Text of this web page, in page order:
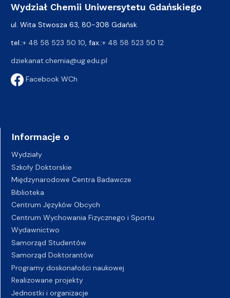
Wydział Chemii Uniwersytetu Gdańskiego
ul. Wita Stwosza 63, 80-308 Gdańsk
tel.:+ 48 58 523 50 10, fax.:+ 48 58 523 50 12
dziekanat.chemia@ug.edu.pl
Facebook WCh
Informacje o
Wydziały
Szkoły Doktorskie
Międzynarodowe Centra Badawcze
Biblioteka
Centrum Języków Obcych
Centrum Wychowania Fizycznego i Sportu
Wydawnictwo
Samorząd Studentów
Samorząd Doktorantów
Programy doskonałości naukowej
Realizowane projekty
Jednostki i organizacje